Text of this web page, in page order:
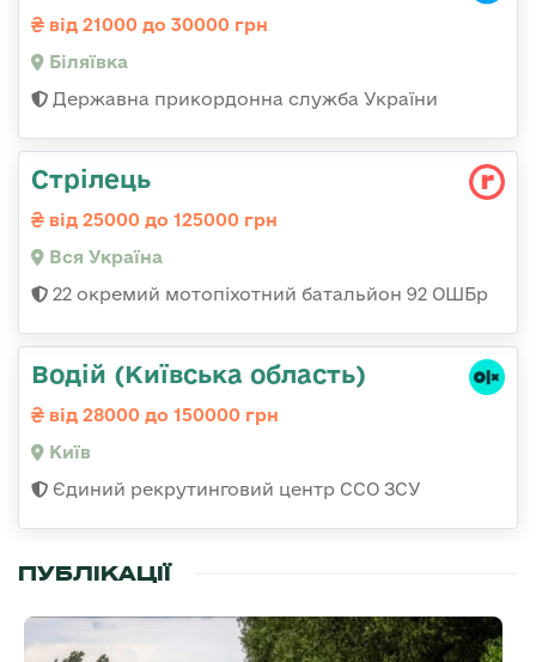
від 21000 до 30000 грн
Біляївка
Державна прикордонна служба України
Стрілець
від 25000 до 125000 грн
Вся Україна
22 окремий мотопіхотний батальйон 92 ОШБр
Водій (Київська область)
від 28000 до 150000 грн
Київ
Єдиний рекрутинговий центр ССО ЗСУ
ПУБЛІКАЦІЇ